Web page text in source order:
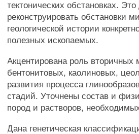
тектонических обстановках.
реконструировать обстановки
геологической истории
полезных ископаемых.
Акцентирована роль
бентонитовых, каолиновых,
развития процесса
стадий. Уточнены состав и
пород и растворов,
Дана генетическая